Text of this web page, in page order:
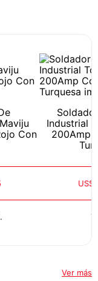
Con
Industrial
200Amp
US$
Ver más